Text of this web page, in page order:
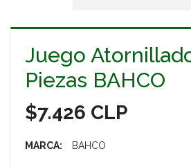
Juego
Piezas BAHCO
$7.426 CLP
MARCA: BAHCO